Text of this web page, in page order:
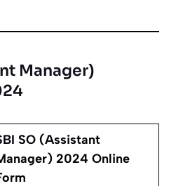
Manager)
SO (Assistant
2024 Online